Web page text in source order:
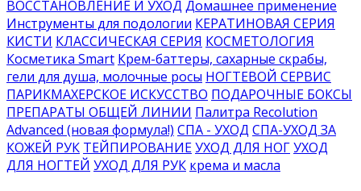
ВОССТАНОВЛЕНИЕ И УХОД Домашнее применение
Инструменты для подологии КЕРАТИНОВАЯ СЕРИЯ
КИСТИ КЛАССИЧЕСКАЯ СЕРИЯ КОСМЕТОЛОГИЯ
Косметика Smart Крем-баттеры, сахарные скрабы,
гели для душа, молочные росы НОГТЕВОЙ СЕРВИС
ПАРИКМАХЕРСКОЕ ИСКУССТВО ПОДАРОЧНЫЕ БОКСЫ
ПРЕПАРАТЫ ОБЩЕЙ ЛИНИИ Палитра Recolution
Advanced (новая формула!) СПА - УХОД СПА-УХОД ЗА
КОЖЕЙ РУК ТЕЙПИРОВАНИЕУХОД ДЛЯ НОГУХОД
ДЛЯ НОГТЕЙ УХОД ДЛЯ РУК крема и масла